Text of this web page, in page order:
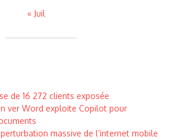
« Juil
de 16 272 clients exposée
ver Word exploite Copilot pour
massive de l’internet mobile